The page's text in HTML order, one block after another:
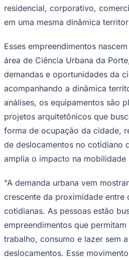
Flamengo
residencial, corporativo,
em uma mesma dinâmica
Esses empreendimentos
área de Ciência Urbana da
demandas e oportunidades da
acompanhando a dinâmica
análises, os equipamentos são
projetos arquitetônicos que
forma de ocupação da cidade,
de deslocamentos no cotidiano
amplia o impacto na
"A demanda urbana vem
crescente da proximidade entre
cotidianas. As pessoas estão
empreendimentos que
trabalho, consumo e lazer sem
deslocamentos. Esse